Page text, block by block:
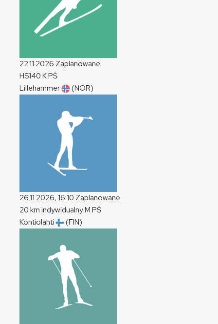
22.11.2026 Zaplanowane
HS140 KPŚ
Lillehammer
(NOR)
26.11.2026, 16:10 Zaplanowane
20 km indywidualnyM PŚ
Kontiolahti
(FIN)